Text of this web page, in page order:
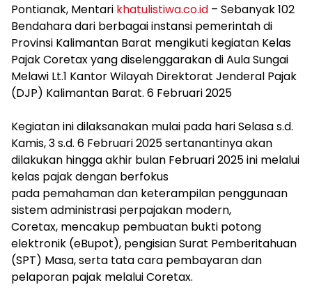
Pontianak, Mentari khatulistiwa.co.id – Sebanyak 102
Bendahara dari berbagai instansi pemerintah di
Provinsi Kalimantan Barat mengikuti kegiatan Kelas
Pajak Coretax yang diselenggarakan di Aula Sungai
Melawi Lt.1 Kantor Wilayah Direktorat Jenderal Pajak
(DJP) Kalimantan Barat. 6 Februari 2025
Kegiatan ini dilaksanakan mulai pada hari Selasa s.d.
Kamis, 3 s.d. 6 Februari 2025 sertanantinya akan
dilakukan hingga akhir bulan Februari 2025 ini melalui
kelas pajak dengan berfokus
pada pemahaman dan keterampilan penggunaan
sistem administrasi perpajakan modern,
Coretax, mencakup pembuatan bukti potong
elektronik (eBupot), pengisian Surat Pemberitahuan
(SPT) Masa, serta tata cara pembayaran dan
pelaporan pajak melalui Coretax.